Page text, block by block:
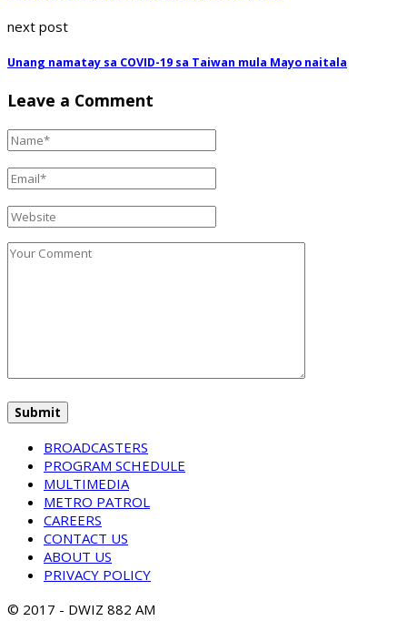
next post
Unang namatay sa COVID-19 sa Taiwan mula Mayo naitala
Leave a Comment
BROADCASTERS
PROGRAM SCHEDULE
MULTIMEDIA
METRO PATROL
CAREERS
CONTACT US
ABOUT US
PRIVACY POLICY
© 2017 - DWIZ 882 AM